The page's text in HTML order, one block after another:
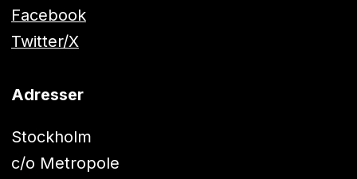
Facebook
Twitter/X
Adresser
Stockholm
c/o Metropole